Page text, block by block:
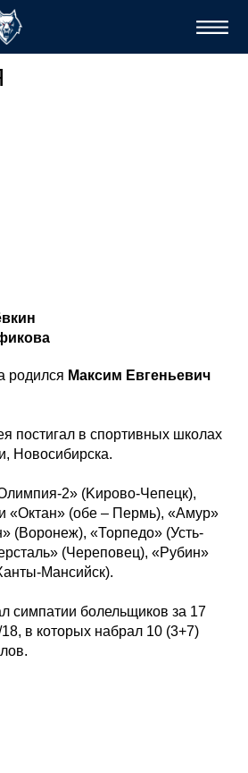
родился Максим Евгеньевич
постигал в спортивных школах
Новосибирска.
2» (Kиpoвo-Чепецк),
«Октан» (обе – Пермь), «Амур»
(Воронеж), «Торпедо» (Усть-
(Череповец), «Рубин»
Мансийск).
симпатии болельщиков за 17
в которых набрал 10 (3+7)